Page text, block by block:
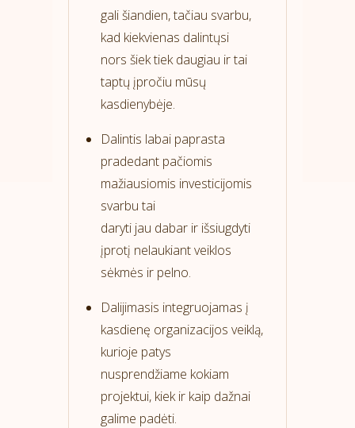
gali šiandien, tačiau svarbu,
kad kiekvienas dalintųsi
nors šiek tiek daugiau ir tai
taptų įpročiu mūsų
kasdienybėje.
Dalintis labai paprasta
pradedant pačiomis
mažiausiomis investicijomis
svarbu tai
daryti jau dabar ir išsiugdyti
įprotį nelaukiant veiklos
sėkmės ir pelno.
Dalijimasis integruojamas į
kasdienę organizacijos veiklą,
kurioje patys
nusprendžiame kokiam
projektui, kiek ir kaip dažnai
galime padėti.